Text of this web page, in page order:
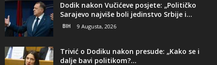
Dodik nakon Vučićeve posjete: „Političko
Sarajevo najviše boli jedinstvo Srbije i...
BIH 9 Augusta, 2026
Trivić o Dodiku nakon presude: „Kako se i
dalje bavi politikom?...